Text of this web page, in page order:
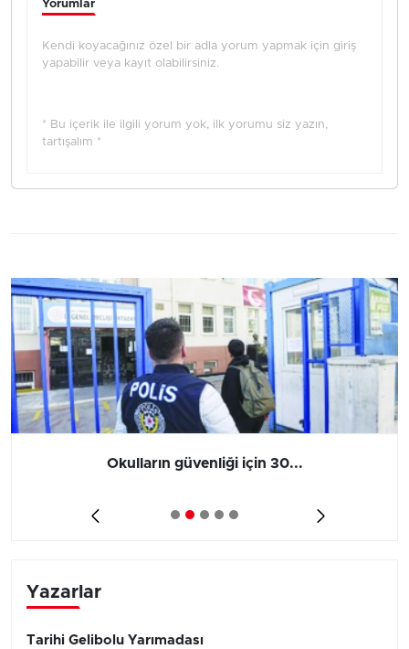
Yorumlar
Kendi koyacağınız özel bir adla yorum yapmak için giriş
yapabilir veya kayıt olabilirsiniz.
* Bu içerik ile ilgili yorum yok, ilk yorumu siz yazın,
tartışalım *
Okulların güvenliği için 30...
Yazarlar
Tarihi Gelibolu Yarımadası